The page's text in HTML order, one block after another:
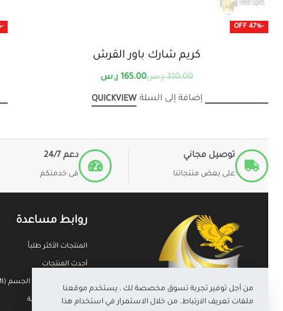
-47% OFF
كريم شارك باور القرش
310.00 ر.س165.00 ر.س
إضافة إلى السلة QUICKVIEW
-48% OFF
توصيل مجاني
على بعض منتجاتنا
دعم 24/7
فى خدمتكم
روابط مساعدة
المنتجات الأكثر طلباً
أحدث المنتجات
حاسبة مؤشر كتلة الجسم (BMI)
سياسة الخصوصية
من أجل توفير تجربة تسوق مخصصة لك ، يستخدم موقعنا
ملفات تعريف الارتباط. من خلال الاستمرار في استخدام هذا